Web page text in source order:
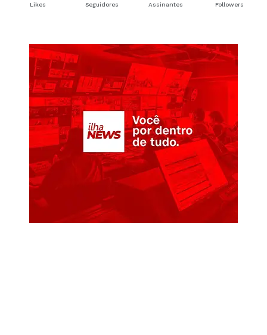
Likes Seguidores Assinantes Followers